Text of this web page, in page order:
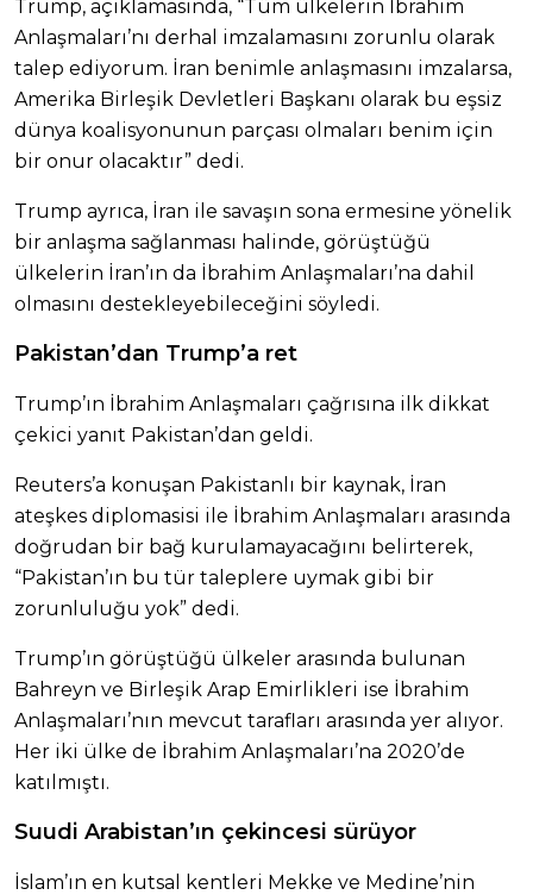
Trump, açıklamasında, “Tüm ülkelerin İbrahim
Anlaşmaları’nı derhal imzalamasını zorunlu olarak
talep ediyorum. İran benimle anlaşmasını imzalarsa,
Amerika Birleşik Devletleri Başkanı olarak bu eşsiz
dünya koalisyonunun parçası olmaları benim için
bir onur olacaktır” dedi.
Trump ayrıca, İran ile savaşın sona ermesine yönelik
bir anlaşma sağlanması halinde, görüştüğü
ülkelerin İran’ın da İbrahim Anlaşmaları’na dahil
olmasını destekleyebileceğini söyledi.
Pakistan’dan Trump’a ret
Trump’ın İbrahim Anlaşmaları çağrısına ilk dikkat
çekici yanıt Pakistan’dan geldi.
Reuters’a konuşan Pakistanlı bir kaynak, İran
ateşkes diplomasisi ile İbrahim Anlaşmaları arasında
doğrudan bir bağ kurulamayacağını belirterek,
“Pakistan’ın bu tür taleplere uymak gibi bir
zorunluluğu yok” dedi.
Trump’ın görüştüğü ülkeler arasında bulunan
Bahreyn ve Birleşik Arap Emirlikleri ise İbrahim
Anlaşmaları’nın mevcut tarafları arasında yer alıyor.
Her iki ülke de İbrahim Anlaşmaları’na 2020’de
katılmıştı.
Suudi Arabistan’ın çekincesi sürüyor
İslam’ın en kutsal kentleri Mekke ve Medine’nin